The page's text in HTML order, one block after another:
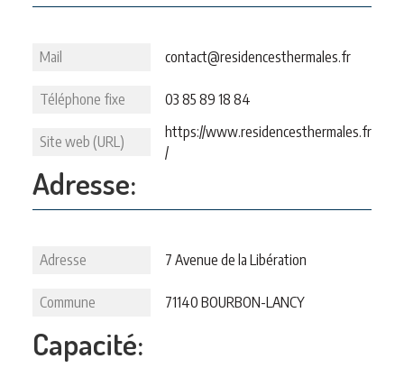
Mail contact@residencesthermales.fr
Téléphone fixe 03 85 89 18 84
Site web (URL)
https://www.residencesthermales.fr
/
Adresse:
Adresse 7 Avenue de la Libération
Commune 71140 BOURBON-LANCY
Capacité: